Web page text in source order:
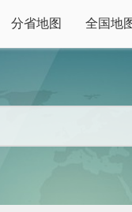
分省地图 全国地